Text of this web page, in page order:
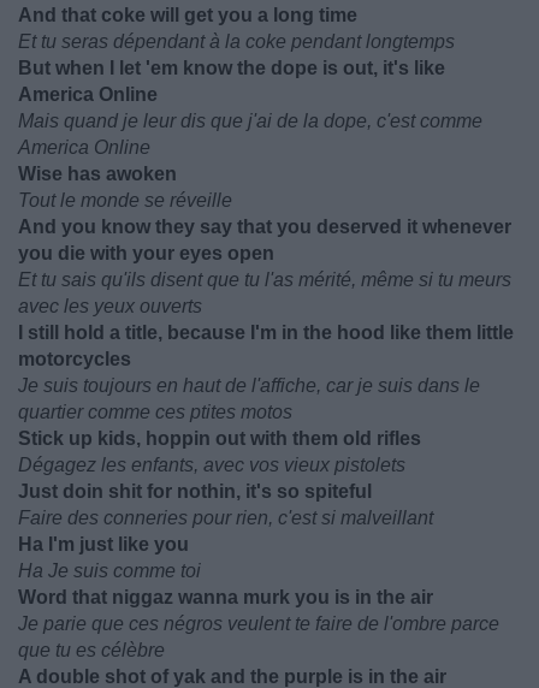
And that coke will get you a long time
Et tu seras dépendant à la coke pendant longtemps
But when I let 'em know the dope is out, it's like
America Online
Mais quand je leur dis que j'ai de la dope, c'est comme
America Online
Wise has awoken
Tout le monde se réveille
And you know they say that you deserved it whenever
you die with your eyes open
Et tu sais qu'ils disent que tu l'as mérité, même si tu meurs
avec les yeux ouverts
I still hold a title, because I'm in the hood like them little
motorcycles
Je suis toujours en haut de l'affiche, car je suis dans le
quartier comme ces ptites motos
Stick up kids, hoppin out with them old rifles
Dégagez les enfants, avec vos vieux pistolets
Just doin shit for nothin, it's so spiteful
Faire des conneries pour rien, c'est si malveillant
Ha I'm just like you
Ha Je suis comme toi
Word that niggaz wanna murk you is in the air
Je parie que ces négros veulent te faire de l'ombre parce
que tu es célèbre
A double shot of yak and the purple is in the air